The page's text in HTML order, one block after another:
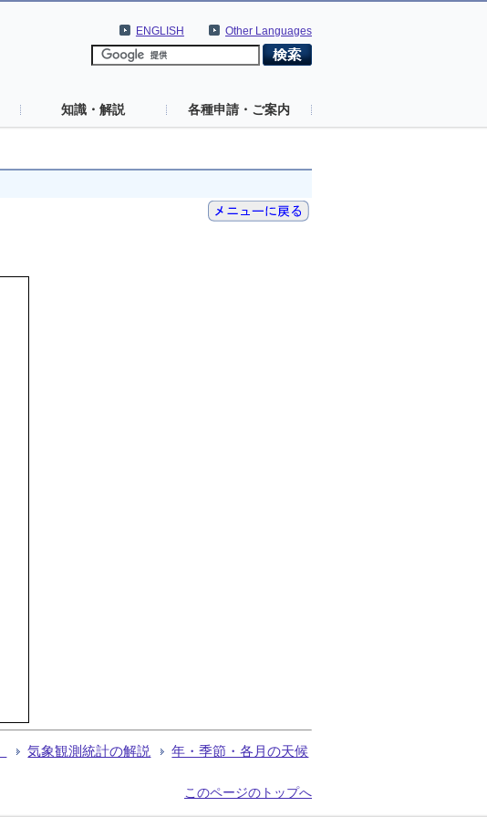
Other Languages
ENGLISH
知識・解説 各種申請・ご案内
気象観測統計の解説 年・季節・各月の天候
このページのトップへ